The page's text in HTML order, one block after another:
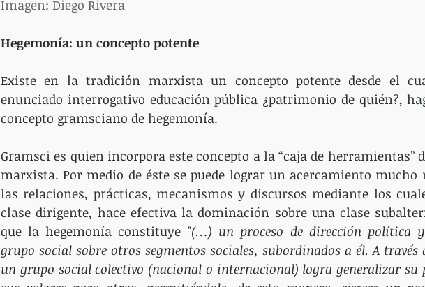
Imagen: Diego Rivera
Hegemonía: un concepto potente
Existe en la tradición marxista un concepto potente desde el
enunciado interrogativo educación pública ¿patrimonio de quién?,
concepto gramsciano de hegemonía.
Gramsci es quien incorpora este concepto a la “caja de herramientas”
marxista. Por medio de éste se puede lograr un acercamiento mucho
las relaciones, prácticas, mecanismos y discursos mediante los
clase dirigente, hace efectiva la dominación sobre una clase
que la hegemonía constituye "(…) un proceso de dirección política
grupo social sobre otros segmentos sociales, subordinados a él. A través
un grupo social colectivo (nacional o internacional) logra generalizar